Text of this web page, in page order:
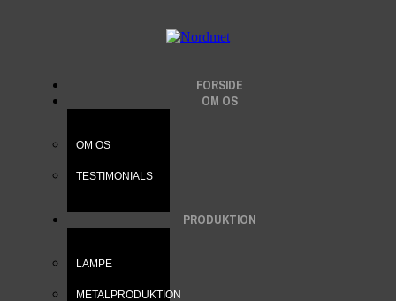
FORSIDE
OM OS
OM OS
TESTIMONIALS
PRODUKTION
LAMPE
METALPRODUKTION